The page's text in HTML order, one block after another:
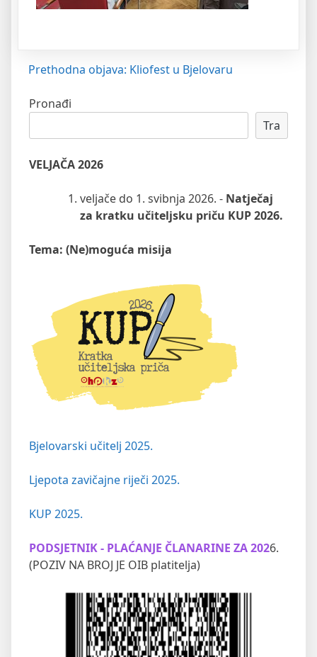
Navigacija
objava
Prethodna objava: Kliofest u Bjelovaru
Pronađi
Tra
VELJAČA 2026
veljače do 1. svibnja 2026. - Natječaj
za kratku učiteljsku priču KUP 2026.
Tema: (Ne)moguća misija
Bjelovarski učitelj 2025.
Ljepota zavičajne riječi 2025.
KUP 2025.
PODSJETNIK - PLAĆANJE ČLANARINE ZA 2026.
(POZIV NA BROJ JE OIB platitelja)